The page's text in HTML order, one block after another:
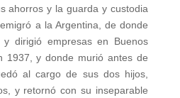
ahorros y la guarda y custodia
a la Argentina, de donde
y dirigió empresas en Buenos
1937, y donde murió antes de
al cargo de sus dos hijos,
y retornó con su inseparable